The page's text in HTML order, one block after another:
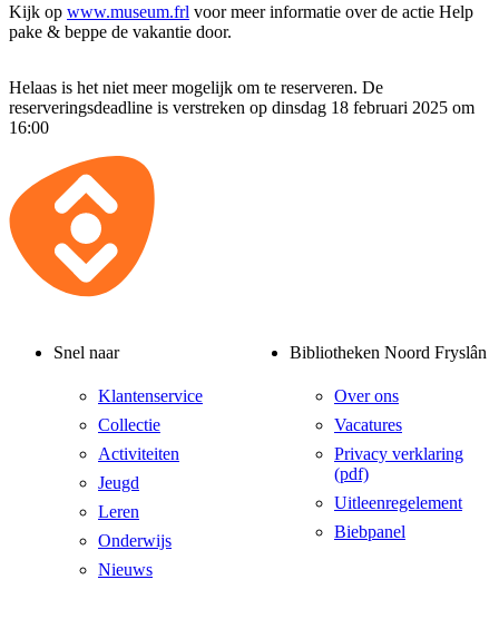
Kijk op www.museum.frl voor meer informatie over de actie Help
pake & beppe de vakantie door.
Helaas is het niet meer mogelijk om te reserveren. De
reserveringsdeadline is verstreken op dinsdag 18 februari 2025 om
16:00
Snel naar
Klantenservice
Collectie
Activiteiten
Jeugd
Leren
Onderwijs
Nieuws
Bibliotheken Noord Fryslân
Over ons
Vacatures
Privacy verklaring
(pdf)
Uitleenregelement
Biebpanel